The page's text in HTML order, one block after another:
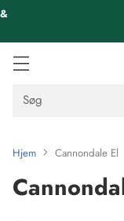
Søg
Hjem Cannondale El